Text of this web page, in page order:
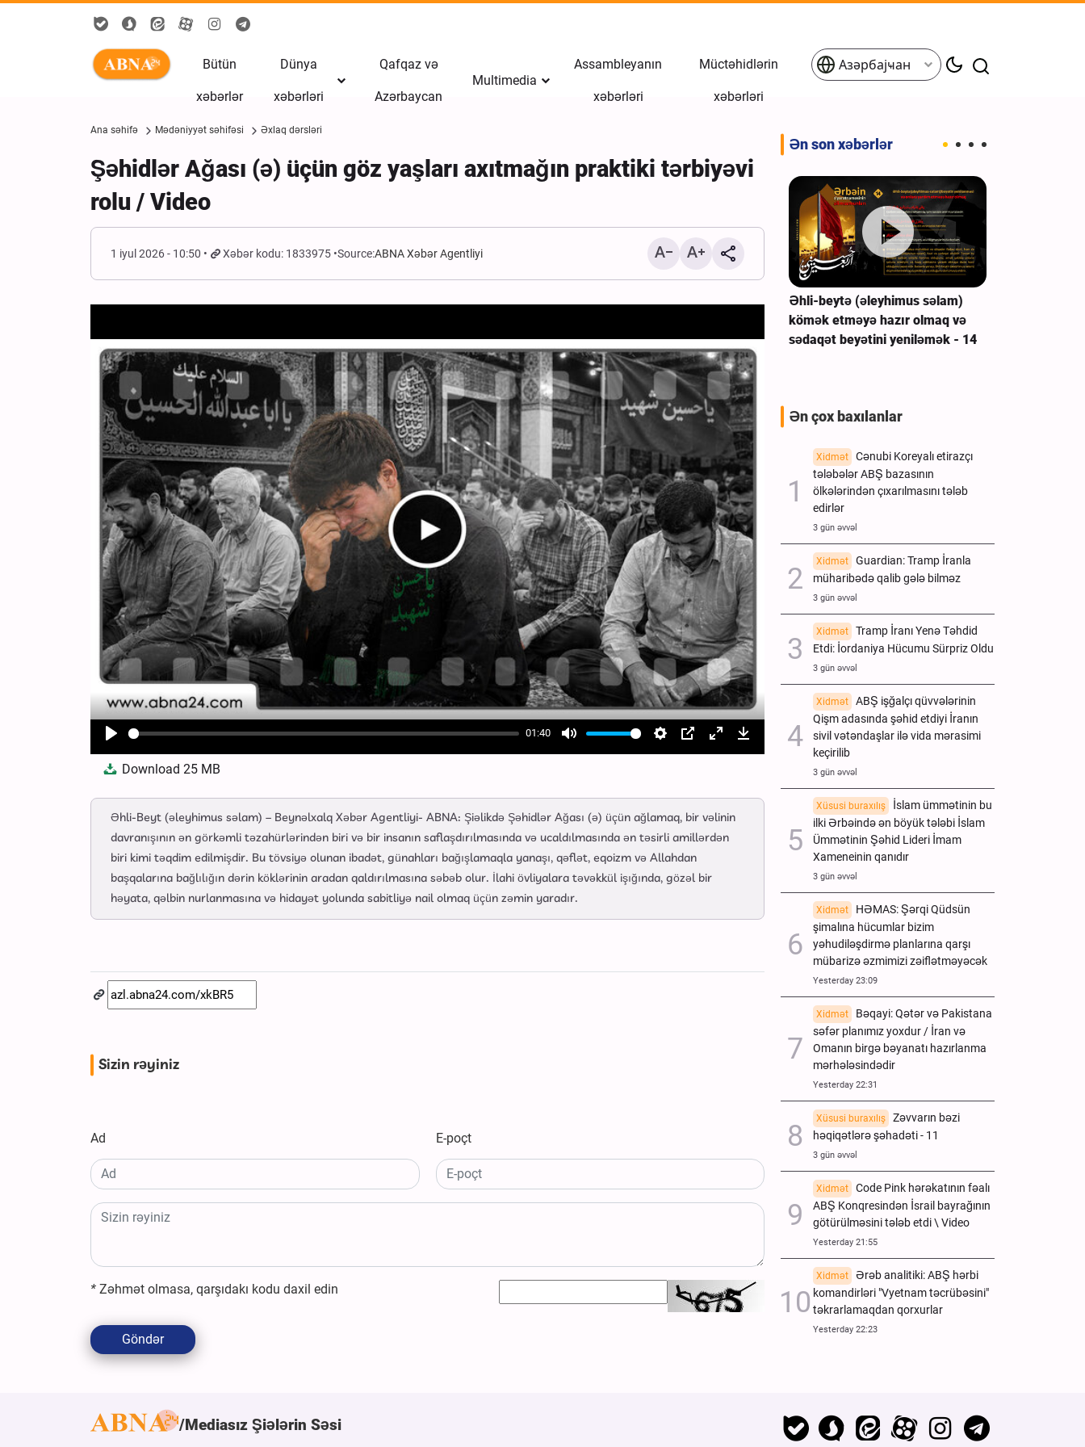
Bütün
xəbərlər
Dünya
xəbərləri
Qafqaz və
Azərbaycan
Multimedia
Assambleyanın
xəbərləri
Müctəhidlərin
xəbərləri
Азәрбајҹан
Ana səhifə Mədəniyyət səhifəsi Əxlaq dərsləri
Şəhidlər Ağası (ə) üçün göz yaşları axıtmağın praktiki tərbiyəvi
rolu / Video
1 iyul 2026 - 10:50 Xəbər kodu: 1833975 Source:ABNA Xəbər Agentliyi
Play
01:40
Mute Settings
PIP EnterDownload
Download25 MB
Əhli-Beyt (əleyhimus səlam) – Beynəlxalq Xəbər Agentliyi- ABNA: Şiəlikdə Şəhidlər Ağası (ə) üçün ağlamaq, bir vəlinin
davranışının ən görkəmli təzahürlərindən biri və bir insanın saflaşdırılmasında və ucaldılmasında ən təsirli amillərdən
biri kimi təqdim edilmişdir. Bu tövsiyə olunan ibadət, günahları bağışlamaqla yanaşı, qəflət, eqoizm və Allahdan
başqalarına bağlılığın dərin köklərinin aradan qaldırılmasına səbəb olur. İlahi övliyalara təvəkkül işığında, gözəl bir
həyata, qəlbin nurlanmasına və hidayət yolunda sabitliyə nail olmaq üçün zəmin yaradır.
Sizin rəyiniz
Ad E-poçt
* Zəhmət olmasa, qarşıdakı kodu daxil edin
Göndər
Ən son xəbərlər
Qonşu ölkələrdən İrana sızmaq
məhv edildi
Əhli-beytə (əleyhimus səlam)
kömək etməyə hazır olmaq və
sədaqət beyətini yeniləmək - 14
Ən çox baxılanlar
Xidmət
Cənubi Koreyalı etirazçı
tələbələr ABŞ bazasının
ölkələrindən çıxarılmasını tələb
edirlər
3 gün əvvəl
Xidmət
Guardian: Tramp İranla
müharibədə qalib gələ bilməz
3 gün əvvəl
Xidmət
Tramp İranı Yenə Təhdid
Etdi: İordaniya Hücumu Sürpriz Oldu
3 gün əvvəl
Xidmət
ABŞ işğalçı qüvvələrinin
Qişm adasında şəhid etdiyi İranın
sivil vətəndaşlar ilə vida mərasimi
keçirilib
3 gün əvvəl
Xüsusi buraxılış
İslam ümmətinin bu
ilki Ərbəində ən böyük tələbi İslam
Ümmətinin Şəhid Lideri İmam
Xameneinin qanıdır
3 gün əvvəl
Xidmət
HƏMAS: Şərqi Qüdsün
şimalına hücumlar bizim
yəhudiləşdirmə planlarına qarşı
mübarizə əzmimizi zəiflətməyəcək
Yesterday 23:09
Xidmət
Bəqayi: Qətər və Pakistana
səfər planımız yoxdur / İran və
Omanın birgə bəyanatı hazırlanma
mərhələsindədir
Yesterday 22:31
Xüsusi buraxılış
Zəvvarın bəzi
həqiqətlərə şəhadəti - 11
3 gün əvvəl
Xidmət
Code Pink hərəkatının fəalı
ABŞ Konqresindən İsrail bayrağının
götürülməsini tələb etdi \ Video
Yesterday 21:55
Xidmət
Ərəb analitiki: ABŞ hərbi
komandirləri "Vyetnam təcrübəsini"
təkrarlamaqdan qorxurlar
Yesterday 22:23
Mediasız Şiələrin Səsi